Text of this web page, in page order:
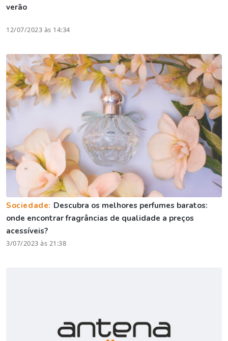
verão
12/07/2023 às 14:34
Sociedade: Descubra os melhores perfumes baratos:
onde encontrar fragrâncias de qualidade a preços
acessíveis?
3/07/2023 às 21:38